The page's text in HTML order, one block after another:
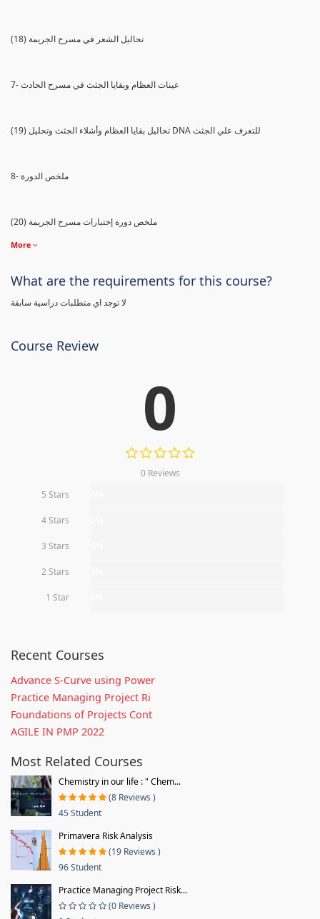
(18) تحاليل الشعر في مسرح الجريمة
7- عينات العظام وبقايا الجثث في مسرح الحادث
(19) تحاليل بقايا العظام وأشلاء الجثث وتحليل DNA للتعرف علي الجثث
8- ملخص الدورة
(20) ملخص دورة إختبارات مسرح الجريمة
More
What are the requirements for this course?
لا توجد اي متطلبات دراسية سابقة
Course Review
0
0 Reviews
5 Stars
4 Stars
3 Stars
2 Stars
1 Star
Recent Courses
Advance S-Curve using Power
Practice Managing Project Ri
Foundations of Projects Cont
AGILE IN PMP 2022
Most Related Courses
Chemistry in our life : " Chem...
(8 Reviews )
45 Student
Primavera Risk Analysis
(19 Reviews )
96 Student
Practice Managing Project Risk...
(0 Reviews )